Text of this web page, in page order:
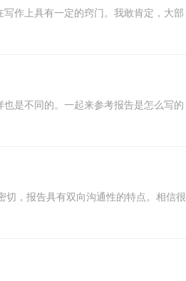
作上具有一定的窍门。我敢肯定，大部
是不同的。一起来参考报告是怎么写的
切，报告具有双向沟通性的特点。相信很